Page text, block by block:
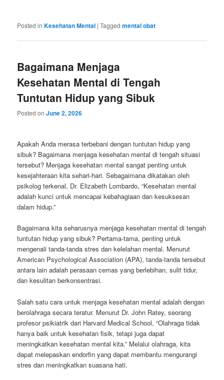
Posted in Kesehatan Mental |Tagged mental obat
Bagaimana Menjaga
Kesehatan Mental di Tengah
Tuntutan Hidup yang Sibuk
Posted onJune 2, 2026
Apakah Anda merasa terbebani dengan tuntutan hidup yang
sibuk? Bagaimana menjaga kesehatan mental di tengah situasi
tersebut? Menjaga kesehatan mental sangat penting untuk
kesejahteraan kita sehari-hari. Sebagaimana dikatakan oleh
psikolog terkenal, Dr. Elizabeth Lombardo, “Kesehatan mental
adalah kunci untuk mencapai kebahagiaan dan kesuksesan
dalam hidup.”
Bagaimana kita seharusnya menjaga kesehatan mental di tengah
tuntutan hidup yang sibuk? Pertama-tama, penting untuk
mengenali tanda-tanda stres dan kelelahan mental. Menurut
American Psychological Association (APA), tanda-tanda tersebut
antara lain adalah perasaan cemas yang berlebihan, sulit tidur,
dan kesulitan berkonsentrasi.
Salah satu cara untuk menjaga kesehatan mental adalah dengan
berolahraga secara teratur. Menurut Dr. John Ratey, seorang
profesor psikiatrik dari Harvard Medical School, “Olahraga tidak
hanya baik untuk kesehatan fisik, tetapi juga dapat
meningkatkan kesehatan mental kita.” Melalui olahraga, kita
dapat melepaskan endorfin yang dapat membantu mengurangi
stres dan meningkatkan suasana hati.